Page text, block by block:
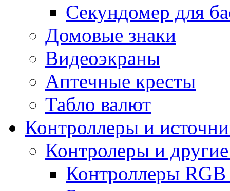
Секундомер для
Домовые знаки
Видеоэкраны
Аптечные кресты
Табло валют
Контроллеры и
Контролеры и
Контроллеры